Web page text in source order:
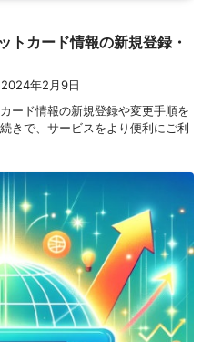
トカード情報の新規登録・
2024年2月9日
ード情報の新規登録や変更手順を
きで、サービスをより便利にご利